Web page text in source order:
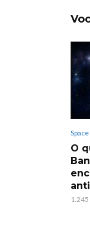
O